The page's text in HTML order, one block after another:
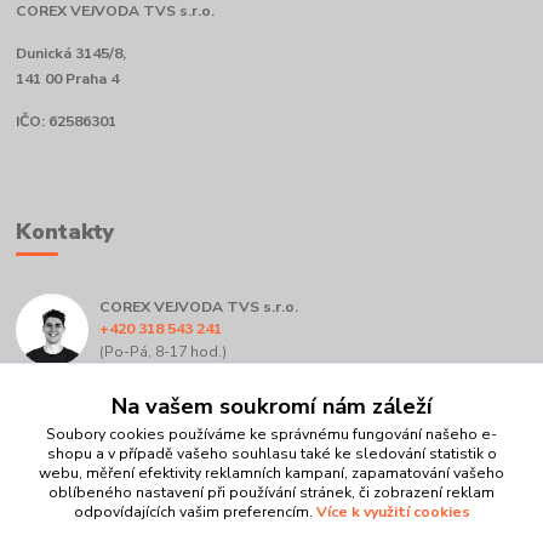
COREX VEJVODA TVS s.r.o.
Dunická 3145/8,
141 00 Praha 4
IČO: 62586301
Kontakty
COREX VEJVODA TVS s.r.o.
+420 318 543 241
(Po-Pá, 8-17 hod.)
info@corex.czNa vašem soukromí nám záleží
Soubory cookies používáme ke správnému fungování našeho e-
shopu a v případě vašeho souhlasu také ke sledování statistik o
webu, měření efektivity reklamních kampaní, zapamatování vašeho
oblíbeného nastavení při používání stránek, či zobrazení reklam
odpovídajících vašim preferencím. Více k využití cookies